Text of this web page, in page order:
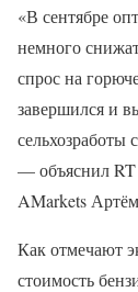
«В сентябре
немного
спрос на
завершился и
сельхозработы
— объяснил RT
AMarkets
Как отмечают
стоимость